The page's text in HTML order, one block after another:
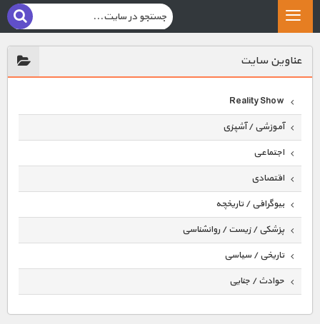
عناوين سايت
Reality Show
آموزشی / آشپزی
اجتماعی
اقتصادی
بیوگرافی / تاریخچه
پزشکی / زیست / روانشناسی
تاریخی / سیاسی
حوادث / جنایی